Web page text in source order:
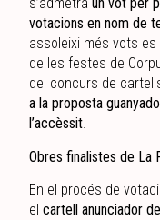
s’admetràun vot per
votacions en nom de
assoleixi més vots
de les festes de
del concurs de
a la proposta
l’accèssit.
Obres finalistes de La
En el procés de
elcartell anunciador